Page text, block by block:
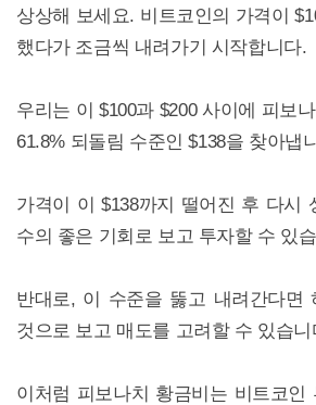
상상해 보세요. 비트코인의 가격이
했다가 조금씩 내려가기 시작합니다.
우리는 이 $100과 $200 사이에 피보
61.8% 되돌림 수준인 $138을 찾아냅
가격이 이 $138까지 떨어진 후 다시
수의 좋은 기회로 보고 투자할 수 있
반대로, 이 수준을 뚫고 내려간다면
것으로 보고 매도를 고려할 수 있습니
이처럼 피보나치 황금비는 비트코인